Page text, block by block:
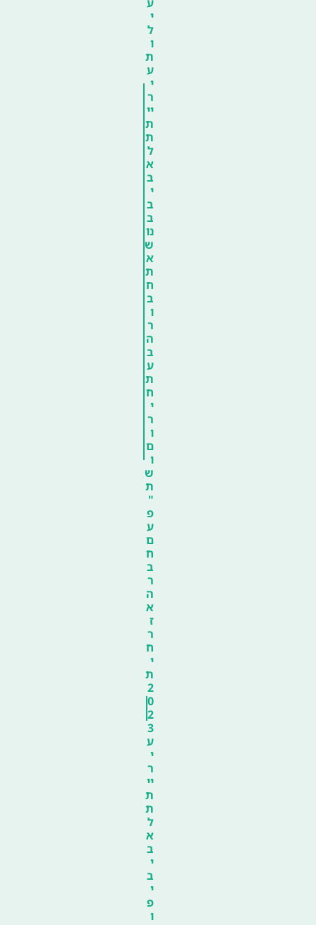
ע
י
ל
ו
ת
ע
י
ר
יי
ת
ת
ל
א
ב
י
ב
ב
נו
ש
א
ת
ח
ב
ו
ר
ה
ב
ע
ת
ח
י
ר
ו
ם
ו
ש
ת
"
פ
ע
ם
ח
ב
ר
ה
א
ז
ר
ח
י
ת
2
0
2
3
ע
י
ר
יי
ת
ת
ל
א
ב
י
ב
י
פ
ו